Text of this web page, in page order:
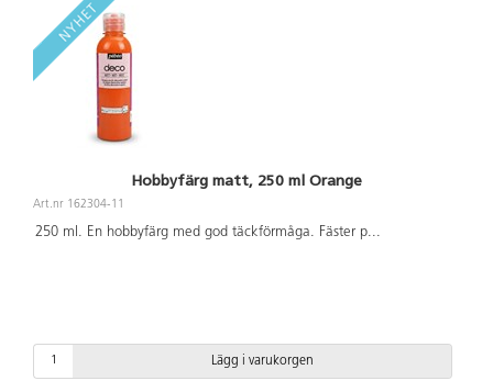
Hobbyfärg matt, 250 ml Orange
Art.nr 162304-11
250 ml. En hobbyfärg med god täckförmåga. Fäster p...
Lägg i varukorgen